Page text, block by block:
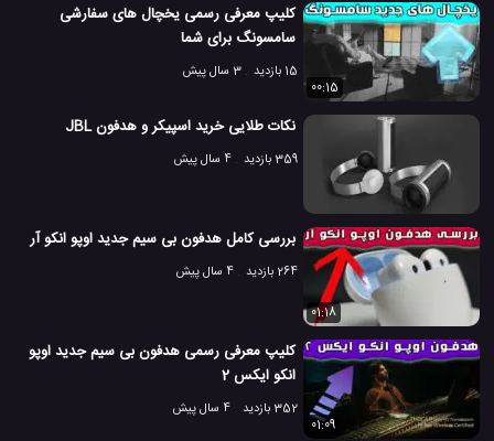
کلیپ معرفی رسمی یخچال های سفارشی
سامسونگ برای شما
15 بازدید
3 سال پیش
00:15
نکات طلایی خرید اسپیکر و هدفون JBL
359 بازدید 4 سال پیش
بررسی کامل هدفون بی سیم جدید اوپو انکو آر
264 بازدید 4 سال پیش
01:18
کلیپ معرفی رسمی هدفون بی سیم جدید اوپو
انکو ایکس 2
352 بازدید
4 سال پیش
01:09